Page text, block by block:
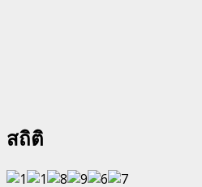
สถิติ